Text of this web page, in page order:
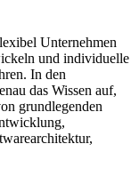
Unternehmen
und individuelle
In den
das Wissen auf,
grundlegenden